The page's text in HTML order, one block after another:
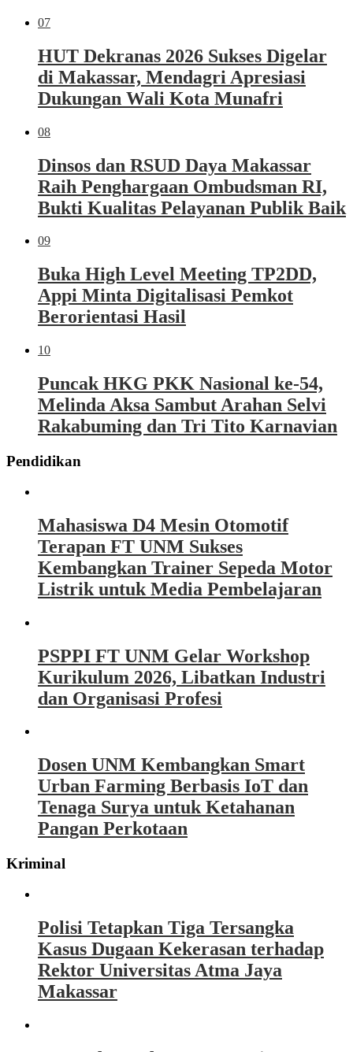
07
HUT Dekranas 2026 Sukses Digelar
di Makassar, Mendagri Apresiasi
Dukungan Wali Kota Munafri
08
Dinsos dan RSUD Daya Makassar
Raih Penghargaan Ombudsman RI,
Bukti Kualitas Pelayanan Publik Baik
09
Buka High Level Meeting TP2DD,
Appi Minta Digitalisasi Pemkot
Berorientasi Hasil
10
Puncak HKG PKK Nasional ke-54,
Melinda Aksa Sambut Arahan Selvi
Rakabuming dan Tri Tito Karnavian
Pendidikan
Mahasiswa D4 Mesin Otomotif
Terapan FT UNM Sukses
Kembangkan Trainer Sepeda Motor
Listrik untuk Media Pembelajaran
PSPPI FT UNM Gelar Workshop
Kurikulum 2026, Libatkan Industri
dan Organisasi Profesi
Dosen UNM Kembangkan Smart
Urban Farming Berbasis IoT dan
Tenaga Surya untuk Ketahanan
Pangan Perkotaan
Kriminal
Polisi Tetapkan Tiga Tersangka
Kasus Dugaan Kekerasan terhadap
Rektor Universitas Atma Jaya
Makassar